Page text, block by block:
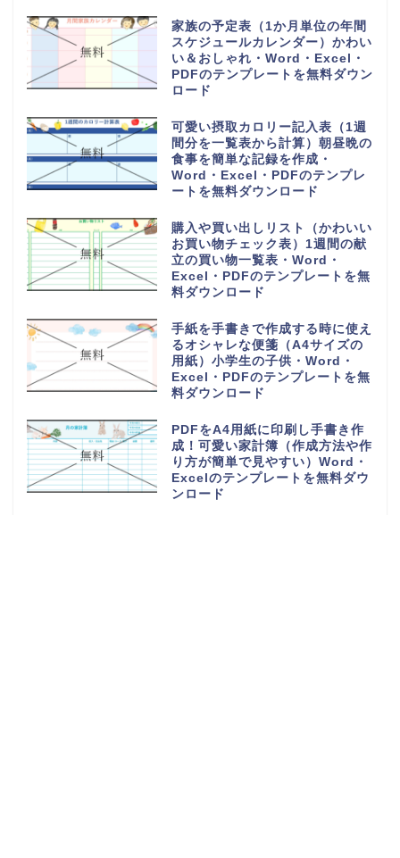
家族の予定表（1か月単位の年間
スケジュールカレンダー）かわい
い＆おしゃれ・Word・Excel・
PDFのテンプレートを無料ダウン
ロード
可愛い摂取カロリー記入表（1週
間分を一覧表から計算）朝昼晩の
食事を簡単な記録を作成・
Word・Excel・PDFのテンプレ
ートを無料ダウンロード
購入や買い出しリスト（かわいい
お買い物チェック表）1週間の献
立の買い物一覧表・Word・
Excel・PDFのテンプレートを無
料ダウンロード
手紙を手書きで作成する時に使え
るオシャレな便箋（A4サイズの
用紙）小学生の子供・Word・
Excel・PDFのテンプレートを無
料ダウンロード
PDFをA4用紙に印刷し手書き作
成！可愛い家計簿（作成方法や作
り方が簡単で見やすい）Word・
Excelのテンプレートを無料ダウ
ンロード